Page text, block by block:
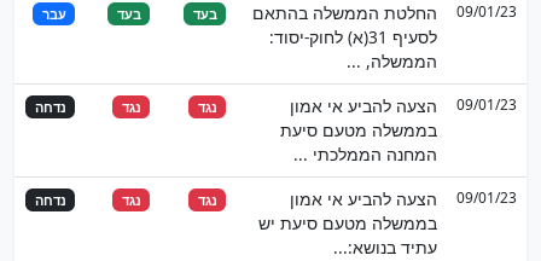
09/01/23
החלטת הממשלה בהתאם
לסעיף 31(א) לחוק-יסוד:
הממשלה, ...
בעד בעד עבר
09/01/23
הצעה להביע אי אמון
בממשלה מטעם סיעת
המחנה הממלכתי ...
נגד נגד נדחה
09/01/23
הצעה להביע אי אמון
בממשלה מטעם סיעת יש
עתיד בנושא:...
נגד נגד נדחה